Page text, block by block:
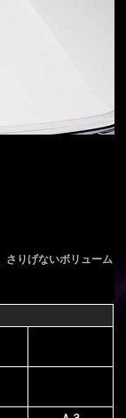
さりげないボリューム